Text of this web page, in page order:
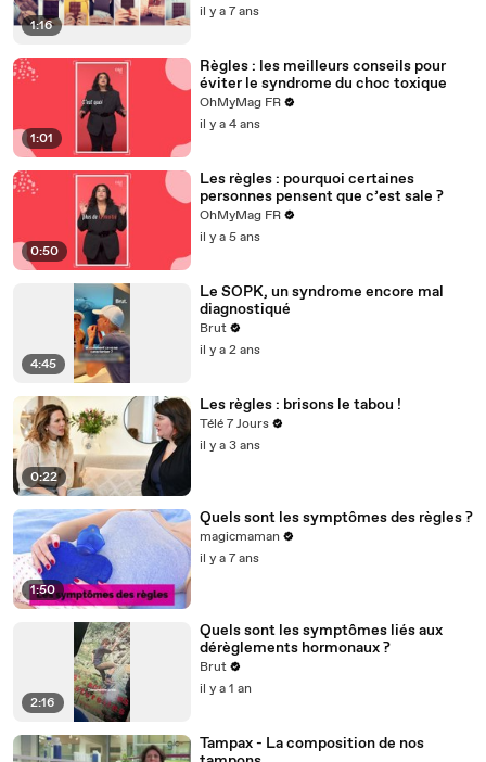
1:16
il y a 7 ans
1:01
Règles : les meilleurs conseils pour
éviter le syndrome du choc toxique
OhMyMag FR
il y a 4 ans
0:50
Les règles : pourquoi certaines
personnes pensent que c’est sale ?
OhMyMag FR
il y a 5 ans
4:45
Le SOPK, un syndrome encore mal
diagnostiqué
Brut
il y a 2 ans
0:22
Les règles : brisons le tabou !
Télé 7 Jours
il y a 3 ans
1:50
Quels sont les symptômes des règles ?
magicmaman
il y a 7 ans
2:16
Quels sont les symptômes liés aux
dérèglements hormonaux ?
Brut
il y a 1 an
Tampax - La composition de nos